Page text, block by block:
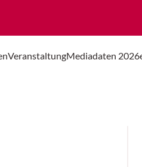
VeranstaltungMediadaten 2026